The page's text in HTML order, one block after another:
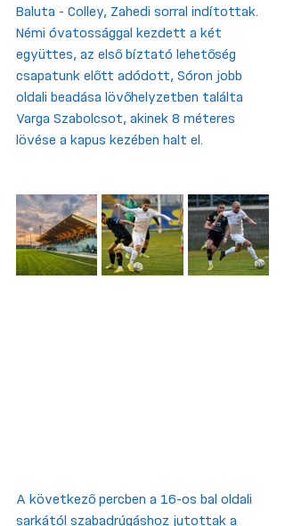
Baluta - Colley, Zahedi sorral indítottak.
Némi óvatossággal kezdett a két
együttes, az első bíztató lehetőség
csapatunk előtt adódott, Sóron jobb
oldali beadása lövőhelyzetben találta
Varga Szabolcsot, akinek 8 méteres
lövése a kapus kezében halt el.
A következő percben a 16-os bal oldali
sarkától szabadrúgáshoz jutottak a